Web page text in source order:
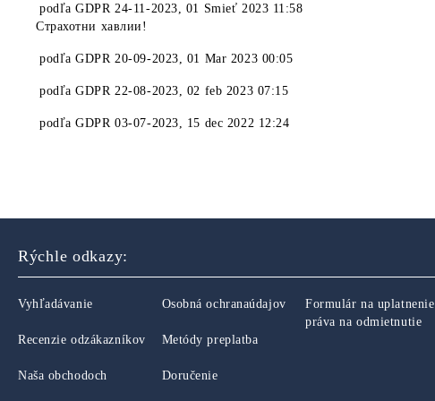
podľaGDPR 24-11-2023, 01 Smieť 2023 11:58
Страхотни хавлии!
podľaGDPR 20-09-2023, 01 Mar 2023 00:05
podľaGDPR 22-08-2023, 02 feb 2023 07:15
podľaGDPR 03-07-2023, 15 dec 2022 12:24
Rýchle odkazy:
Vyhľadávanie
Recenzie odzákazníkov
Naša obchodoch
Osobná ochranaúdajov
Metódy preplatba
Doručenie
Formulár na uplatnenie
práva na odmietnutie